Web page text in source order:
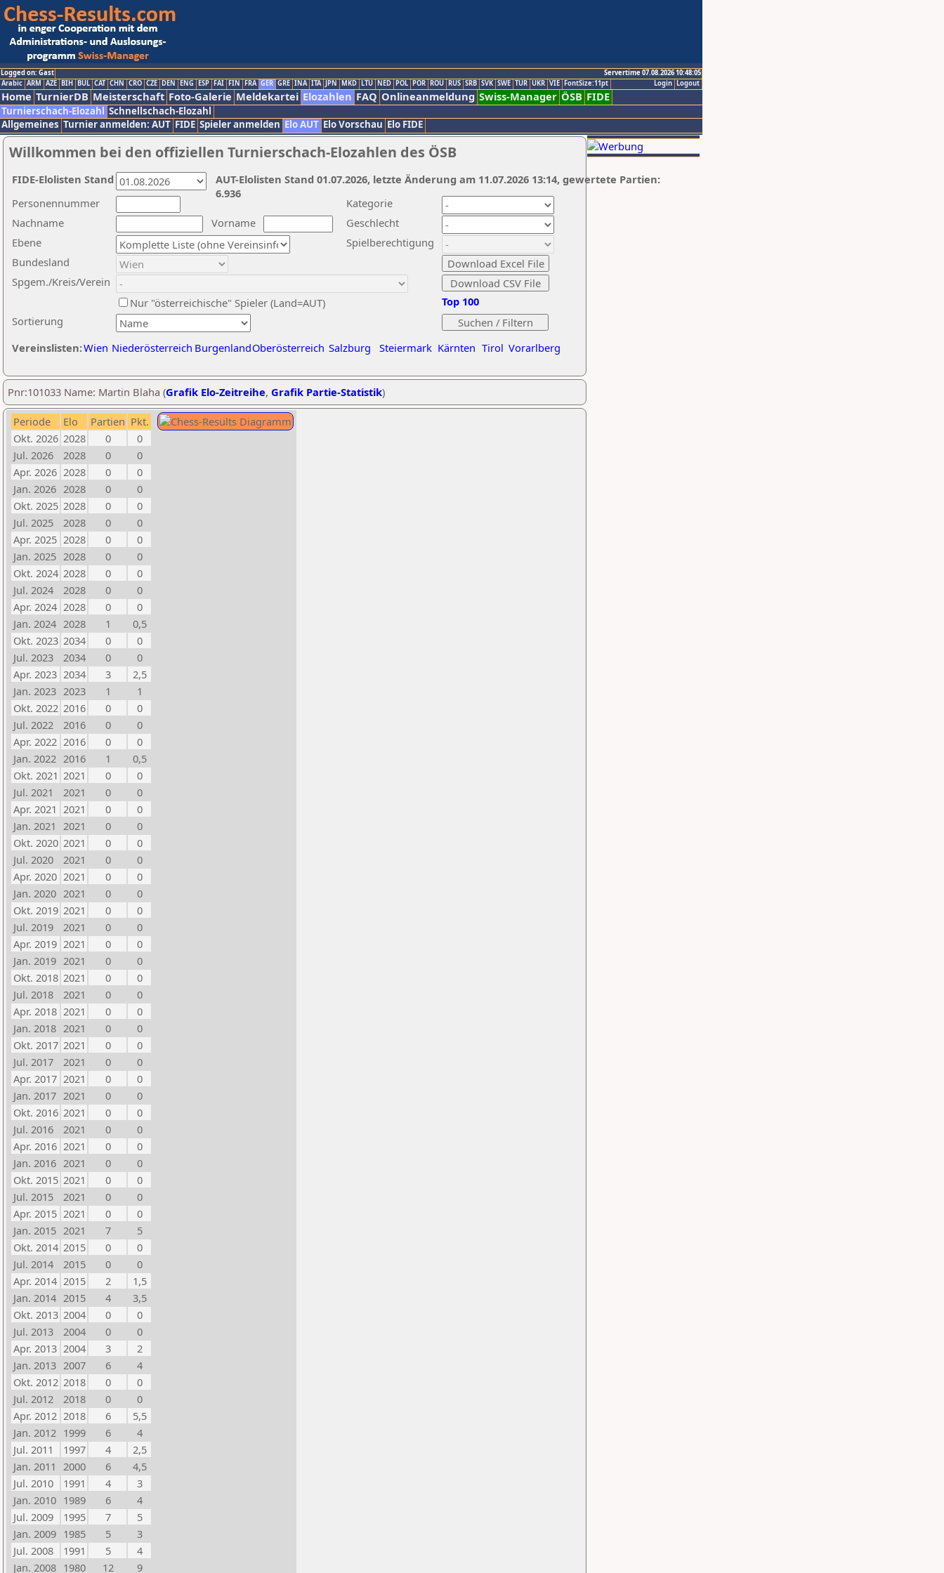
Logged on: Gast
Servertime 07.08.2026 10:48:05
Logout
Login
Arabic ARM AZE BIH BUL CAT CHN CRO CZE DEN ENG ESP FAI FIN FRA GER GRE INA ITA JPN MKD LTU NED POL POR ROU RUS SRB SVK SWE TUR UKR VIE FontSize:11pt
Home TurnierDB Meisterschaft Foto-Galerie Meldekartei Elozahlen FAQ Onlineanmeldung Swiss-Manager ÖSB FIDE
Turnierschach-Elozahl Schnellschach-Elozahl
Allgemeines Turnier anmelden: AUT FIDE Spieler anmelden Elo AUT Elo Vorschau Elo FIDE
Willkommen bei den offiziellen Turnierschach-Elozahlen des ÖSB
Nachname
Vorname
Ebene
Kategorie
Sortierung
Personennummer
Bundesland
Spgem./Kreis/Verein
Geschlecht
Nur "österreichische" Spieler (Land=AUT)
Spielberechtigung
Vereinslisten:Wien Niederösterreich BurgenlandOberösterreich Salzburg Steiermark Kärnten Tirol Vorarlberg
Top 100
AUT-Elolisten Stand 01.07.2026, letzte Änderung am 11.07.2026 13:14, gewertete Partien:
6.936
FIDE-Elolisten Stand
Pnr:101033 Name: Martin Blaha (Grafik Elo-Zeitreihe, Grafik Partie-Statistik)
Periode Elo Partien Pkt.
Okt. 2026 2028 0
0
Jul. 2026
2028 0
0
Apr. 2026 2028 0
0
Jan. 2026 2028 0
0
Okt. 2025 2028 0
0
Jul. 2025
2028 0
0
Apr. 2025 2028 0
0
Jan. 2025 2028 0
0
Okt. 2024 2028 0
0
Jul. 2024
2028 0
0
Apr. 2024 2028 0
0
Jan. 2024 2028 1
0,5
Okt. 2023 2034 0
0
Jul. 2023
2034 0
0
Apr. 2023 2034 3
2,5
Jan. 2023 2023 1
1
Okt. 2022 2016 0
0
Jul. 2022
2016 0
0
Apr. 2022 2016 0
0
Jan. 2022 2016 1
0,5
Okt. 2021 2021 0
0
Jul. 2021
2021 0
0
Apr. 2021 2021 0
0
Jan. 2021 2021 0
0
Okt. 2020 2021 0
0
Jul. 2020
2021 0
0
Apr. 2020 2021 0
0
Jan. 2020 2021 0
0
Okt. 2019 2021 0
0
Jul. 2019
2021 0
0
Apr. 2019 2021 0
0
Jan. 2019 2021 0
0
Okt. 2018 2021 0
0
Jul. 2018
2021 0
0
Apr. 2018 2021 0
0
Jan. 2018 2021 0
0
Okt. 2017 2021 0
0
Jul. 2017
2021 0
0
Apr. 2017 2021 0
0
Jan. 2017 2021 0
0
Okt. 2016 2021 0
0
Jul. 2016
2021 0
0
Apr. 2016 2021 0
0
Jan. 2016 2021 0
0
Okt. 2015 2021 0
0
Jul. 2015
2021 0
0
Apr. 2015 2021 0
0
Jan. 2015 2021 7
5
Okt. 2014 2015 0
0
Jul. 2014
2015 0
0
Apr. 2014 2015 2
1,5
Jan. 2014 2015 4
3,5
Okt. 2013 2004 0
0
Jul. 2013
2004 0
0
Apr. 2013 2004 3
2
Jan. 2013 2007 6
4
Okt. 2012 2018 0
0
Jul. 2012
2018 0
0
Apr. 2012 2018 6
5,5
Jan. 2012 1999 6
4
Jul. 2011
1997 4
2,5
Jan. 2011 2000 6
4,5
Jul. 2010
1991 4
3
Jan. 2010 1989 6
4
Jul. 2009
1995 7
5
Jan. 2009 1985 5
3
Jul. 2008
1991 5
4
Jan. 2008 1980 12
9